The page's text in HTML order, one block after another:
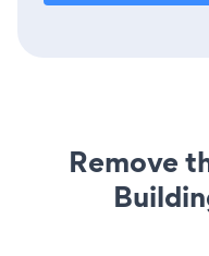
Remove